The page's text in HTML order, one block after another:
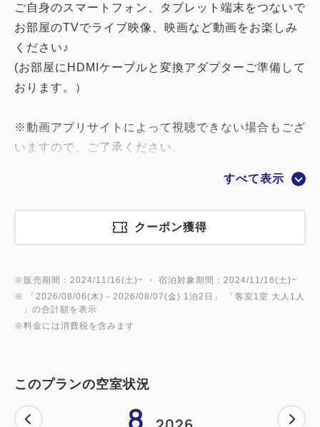
ご自身のスマートフォン、タブレット端末をつないで
お部屋のTVでライブ映像、映画など動画をお楽しみ
ください♪
(お部屋にHDMIケーブルと変換アダプターご準備して
おります。）
※動画アプリサイトによって視聴できない場合もござ
いますので、ご了承ください。
さらに！ヘアーアイロンもお部屋にご準備して
※HDMIケーブルと変換アダプターとヘアーアイロン
は
さらに！さらに！
癒しケアグッズ特典
※大人1名様につき1セットプレゼントいたします。
添い寝のお子様分はございません。
すべて表示
クーポン獲得
※販売期間：2024/11/16(土)~ ・ 宿泊対象期間：2024/11/16(土)~
※ 「 2026/08/06(木) - 2026/08/07(金) 1泊2日 」 「客室1室 大人1人
」の合計額を表示
※料金には消費税を含みます
このプランの空室状況
8